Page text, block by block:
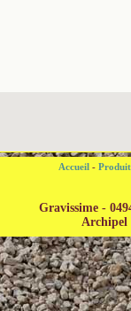
Accueil -
Gravissime -
Archipel